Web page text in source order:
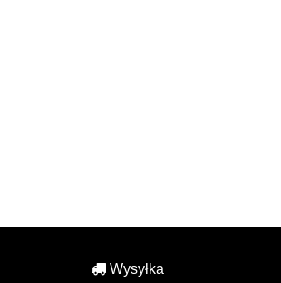
Wysyłka